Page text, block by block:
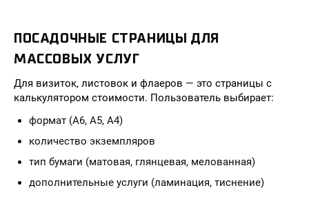
ПОСАДОЧНЫЕ СТРАНИЦЫ ДЛЯ
МАССОВЫХ УСЛУГ
Для визиток, листовок и флаеров — это страницы с
калькулятором стоимости. Пользователь выбирает:
формат (A6, A5, A4)
количество экземпляров
тип бумаги (матовая, глянцевая, мелованная)
дополнительные услуги (ламинация, тиснение)